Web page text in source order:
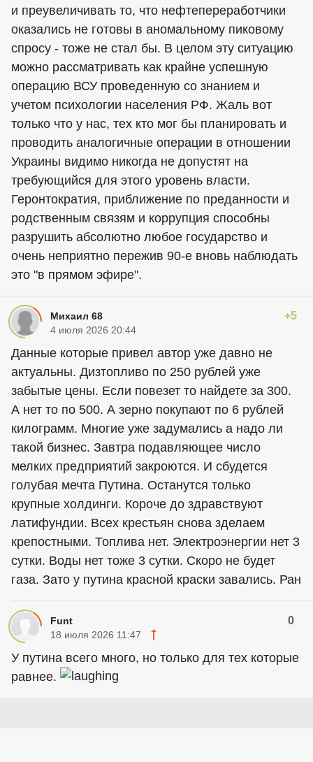
и преувеличивать то, что нефтепереработчики
оказались не готовы в аномальному пиковому
спросу - тоже не стал бы. В целом эту ситуацию
можно рассматривать как крайне успешную
операцию ВСУ проведенную со знанием и
учетом психологии населения РФ. Жаль вот
только что у нас, тех кто мог бы планировать и
проводить аналогичные операции в отношении
Украины видимо никогда не допустят на
требующийся для этого уровень власти.
Геронтократия, приближение по преданности и
родственным связям и коррупция способны
разрушить абсолютно любое государство и
очень неприятно пережив 90-е вновь наблюдать
это "в прямом эфире".
Михаил 68 +5
4 июля 2026 20:44
Данные которые привел автор уже давно не
актуальны. Дизтопливо по 250 рублей уже
забытые цены. Если повезет то найдете за 300.
А нет то по 500. А зерно покупают по 6 рублей
килограмм. Многие уже задумались а надо ли
такой бизнес. Завтра подавляющее число
мелких предприятий закроются. И сбудется
голубая мечта Путина. Останутся только
крупные холдинги. Короче до здравствуют
латифундии. Всех крестьян снова зделаем
крепостными. Топлива нет. Электроэнергии нет 3
сутки. Воды нет тоже 3 сутки. Скоро не будет
газа. Зато у путина красной краски завались. Ран
Funt 0
18 июля 2026 11:47
У путина всего много, но только для тех которые
равнее.